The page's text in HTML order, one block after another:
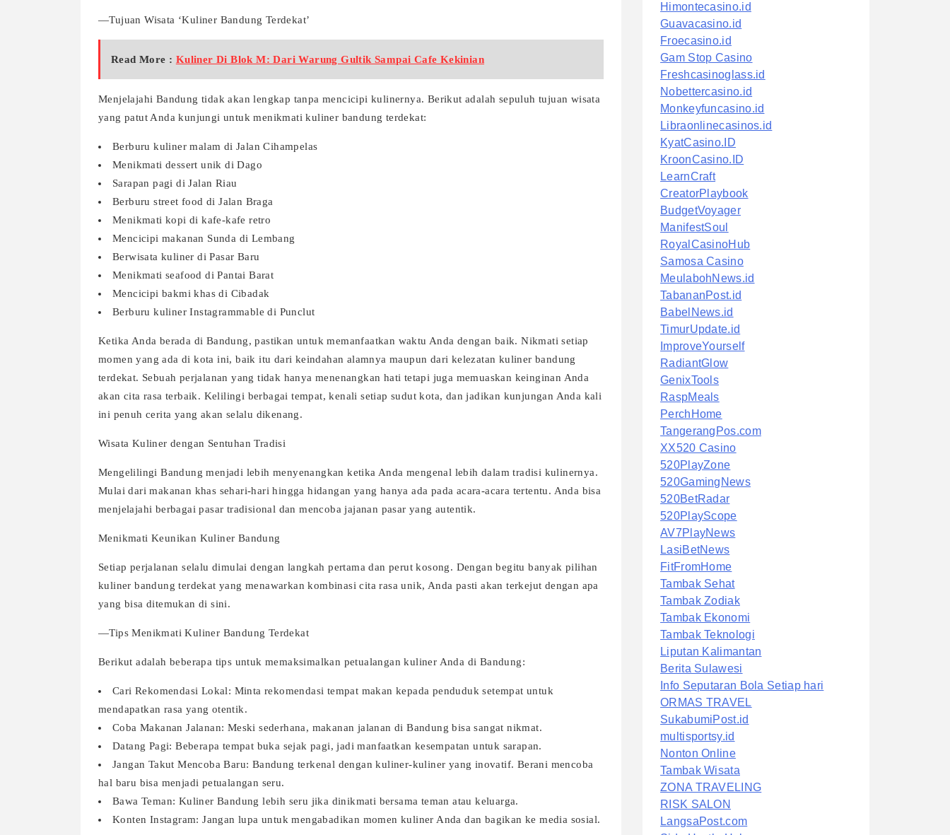
—Tujuan Wisata ‘Kuliner Bandung Terdekat’
Read More : Kuliner Di Blok M: Dari Warung Gultik Sampai Cafe Kekinian
Menjelajahi Bandung tidak akan lengkap tanpa mencicipi kulinernya. Berikut adalah sepuluh tujuan wisata
yang patut Anda kunjungi untuk menikmati kuliner bandung terdekat:
Berburu kuliner malam di Jalan Cihampelas
Menikmati dessert unik di Dago
Sarapan pagi di Jalan Riau
Berburu street food di Jalan Braga
Menikmati kopi di kafe-kafe retro
Mencicipi makanan Sunda di Lembang
Berwisata kuliner di Pasar Baru
Menikmati seafood di Pantai Barat
Mencicipi bakmi khas di Cibadak
Berburu kuliner Instagrammable di Punclut
Ketika Anda berada di Bandung, pastikan untuk memanfaatkan waktu Anda dengan baik. Nikmati setiap
momen yang ada di kota ini, baik itu dari keindahan alamnya maupun dari kelezatan kuliner bandung
terdekat. Sebuah perjalanan yang tidak hanya menenangkan hati tetapi juga memuaskan keinginan Anda
akan cita rasa terbaik. Kelilingi berbagai tempat, kenali setiap sudut kota, dan jadikan kunjungan Anda kali
ini penuh cerita yang akan selalu dikenang.
Wisata Kuliner dengan Sentuhan Tradisi
Mengelilingi Bandung menjadi lebih menyenangkan ketika Anda mengenal lebih dalam tradisi kulinernya.
Mulai dari makanan khas sehari-hari hingga hidangan yang hanya ada pada acara-acara tertentu. Anda bisa
menjelajahi berbagai pasar tradisional dan mencoba jajanan pasar yang autentik.
Menikmati Keunikan Kuliner Bandung
Setiap perjalanan selalu dimulai dengan langkah pertama dan perut kosong. Dengan begitu banyak pilihan
kuliner bandung terdekat yang menawarkan kombinasi cita rasa unik, Anda pasti akan terkejut dengan apa
yang bisa ditemukan di sini.
—Tips Menikmati Kuliner Bandung Terdekat
Berikut adalah beberapa tips untuk memaksimalkan petualangan kuliner Anda di Bandung:
Cari Rekomendasi Lokal: Minta rekomendasi tempat makan kepada penduduk setempat untuk
mendapatkan rasa yang otentik.
Coba Makanan Jalanan: Meski sederhana, makanan jalanan di Bandung bisa sangat nikmat.
Datang Pagi: Beberapa tempat buka sejak pagi, jadi manfaatkan kesempatan untuk sarapan.
Jangan Takut Mencoba Baru: Bandung terkenal dengan kuliner-kuliner yang inovatif. Berani mencoba
hal baru bisa menjadi petualangan seru.
Bawa Teman: Kuliner Bandung lebih seru jika dinikmati bersama teman atau keluarga.
Konten Instagram: Jangan lupa untuk mengabadikan momen kuliner Anda dan bagikan ke media sosial.
Himontecasino.id
Guavacasino.id
Froecasino.id
Gam Stop Casino
Freshcasinoglass.id
Nobettercasino.id
Monkeyfuncasino.id
Libraonlinecasinos.id
KyatCasino.ID
KroonCasino.ID
LearnCraft
CreatorPlaybook
BudgetVoyager
ManifestSoul
RoyalCasinoHub
Samosa Casino
MeulabohNews.id
TabananPost.id
BabelNews.id
TimurUpdate.id
ImproveYourself
RadiantGlow
GenixTools
RaspMeals
PerchHome
TangerangPos.com
XX520 Casino
520PlayZone
520GamingNews
520BetRadar
520PlayScope
AV7PlayNews
LasiBetNews
FitFromHome
Tambak Sehat
Tambak Zodiak
Tambak Ekonomi
Tambak Teknologi
Liputan Kalimantan
Berita Sulawesi
Info Seputaran Bola Setiap hari
ORMAS TRAVEL
SukabumiPost.id
multisportsy.id
Nonton Online
Tambak Wisata
ZONA TRAVELING
RISK SALON
LangsaPost.com